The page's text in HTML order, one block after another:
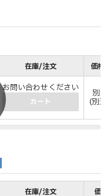
在庫/注文 価格(
お問い合わせください
カート
別途
(別途
在庫/注文 価